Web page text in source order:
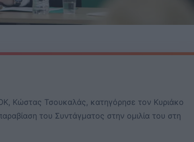
Κώστας Τσουκαλάς, κατηγόρησε τον Κυριάκο
του Συντάγματος στην ομιλία του στη